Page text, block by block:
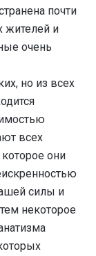
почти
жителей и
очень
но из всех
всех
они
силы и
некоторое